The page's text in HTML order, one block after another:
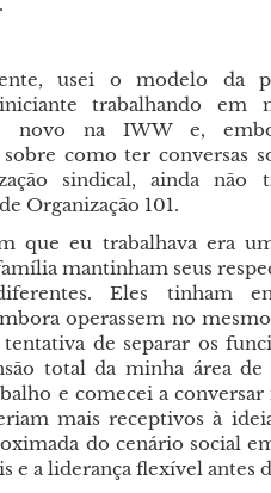
usei o modelo da
trabalhando em
novo na IWW e,
como ter conversas
sindical, ainda
Organização 101.
que eu trabalhava era
mantinham seus
Eles tinham
operassem no
de separar os
total da minha área
e comecei a
mais receptivos à
do cenário social
e a liderança flexível antes